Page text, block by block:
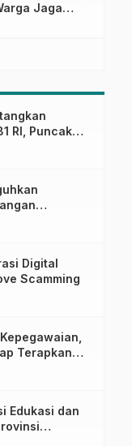
Jaga
RI, Puncak
Ahmad
Digital
Scamming
Terapkan
Edukasi dan
Kolaborasi